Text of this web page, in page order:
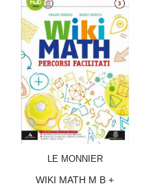
LE MONNIER
WIKI MATH M B +